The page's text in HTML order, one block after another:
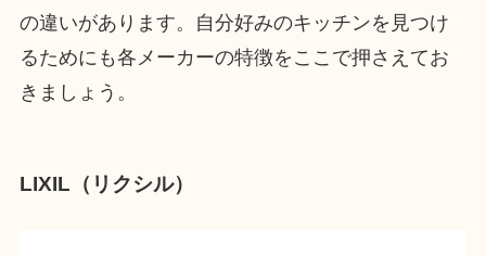
の違いがあります。自分好みのキッチンを見つけ
るためにも各メーカーの特徴をここで押さえてお
きましょう。
LIXIL（リクシル）